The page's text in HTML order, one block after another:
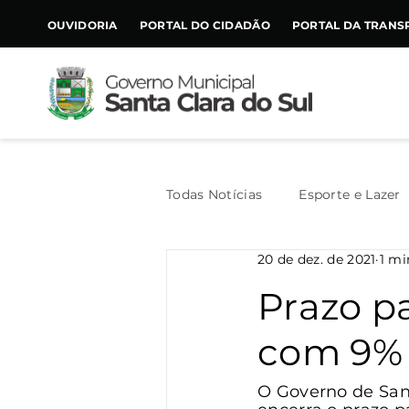
CONTEÚDO
OUVIDORIA PORTAL DO CIDADÃO PORTAL DA
Todas Notícias Esporte e Lazer
Assistência Social Geral
Trânsito
Prazo
com
20 de dez. de 2021 1
O Governo de